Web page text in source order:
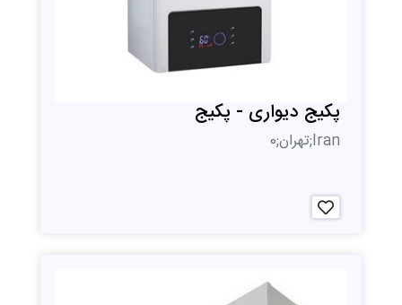
پکیج دیواری - پکیج
Iran;تهران;0